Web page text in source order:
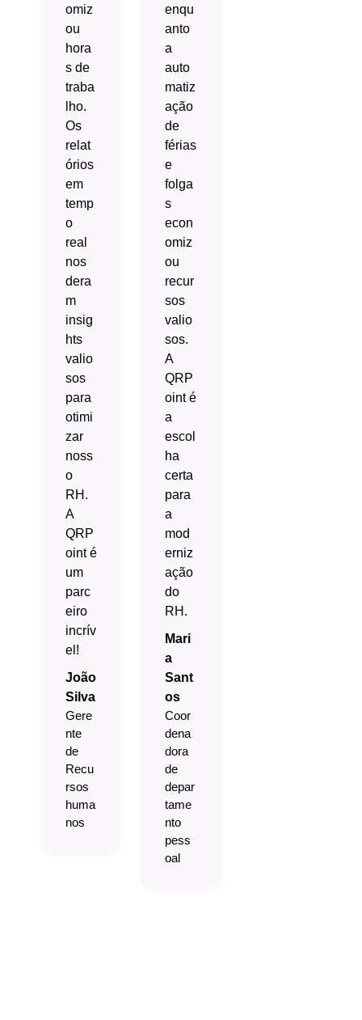
omiz
ou
hora
s de
traba
lho.
Os
relat
órios
em
temp
o
real
nos
dera
m
insig
hts
valio
sos
para
otimi
zar
noss
o
RH.
A
QRP
oint é
um
parc
eiro
incrív
el!
João
Silva
Gere
nte
de
Recu
rsos
huma
nos
enqu
anto
a
auto
matiz
ação
de
férias
e
folga
s
econ
omiz
ou
recur
sos
valio
sos.
A
QRP
oint é
a
escol
ha
certa
para
a
mod
erniz
ação
do
RH.
Mari
a
Sant
os
Coor
dena
dora
de
depar
tame
nto
pess
oal